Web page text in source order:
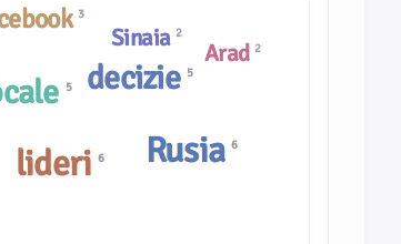
3
5 decizie 5
Arad 2
Sinaia 2
lideri6 Rusia6